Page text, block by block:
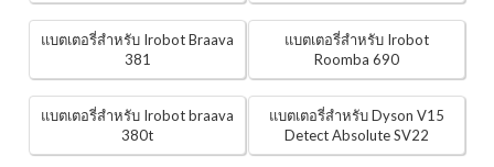
แบตเตอรี่สำหรับ Irobot Braava
381
แบตเตอรี่สำหรับ Irobot
Roomba 690
แบตเตอรี่สำหรับ Irobot braava
380t
แบตเตอรี่สำหรับ Dyson V15
Detect Absolute SV22